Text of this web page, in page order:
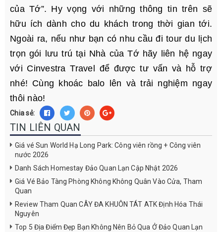
của Tớ”. Hy vọng với những thông tin trên sẽ
hữu ích dành cho du khách trong thời gian tới.
Ngoài ra, nếu như bạn có nhu cầu đi tour du lịch
trọn gói lưu trú tại Nhà của Tớ hãy liên hệ ngay
với Cinvestra Travel để được tư vấn và hỗ trợ
nhé! Cùng khoác balo lên và trải nghiệm ngay
thôi nào!
Chia sẻ:
TIN LIÊN QUAN
Giá vé Sun World Hạ Long Park: Công viên rồng + Công viên
nước 2026
Danh Sách Homestay Đảo Quan Lạn Cập Nhật 2026
Giá Vé Bảo Tàng Phòng Không Không Quân Vào Cửa, Tham
Quan
Review Tham Quan CÂY ĐA KHUÔN TÁT ATK Định Hóa Thái
Nguyên
Top 5 Địa Điểm Đẹp Bạn Không Nên Bỏ Qua Ở Đảo Quan Lạn